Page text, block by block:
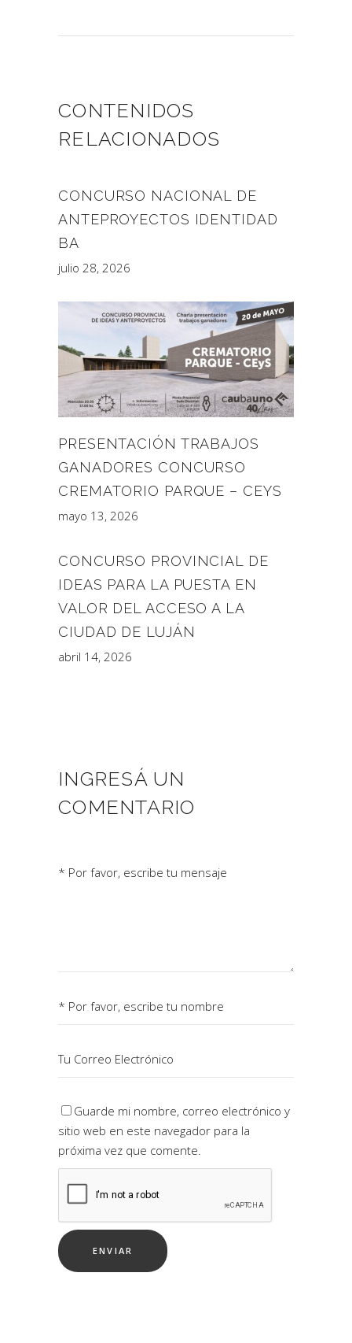
CONTENIDOS
RELACIONADOS
CONCURSO NACIONAL DE
ANTEPROYECTOS IDENTIDAD
BA
julio 28, 2026
PRESENTACIÓN TRABAJOS
GANADORES CONCURSO
CREMATORIO PARQUE – CEYS
mayo 13, 2026
CONCURSO PROVINCIAL DE
IDEAS PARA LA PUESTA EN
VALOR DEL ACCESO A LA
CIUDAD DE LUJÁN
abril 14, 2026
INGRESÁ UN
COMENTARIO
Guarde mi nombre, correo electrónico y
sitio web en este navegador para la
próxima vez que comente.